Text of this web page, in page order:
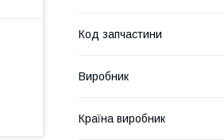
Код запчастини
Виробник
Країна виробник